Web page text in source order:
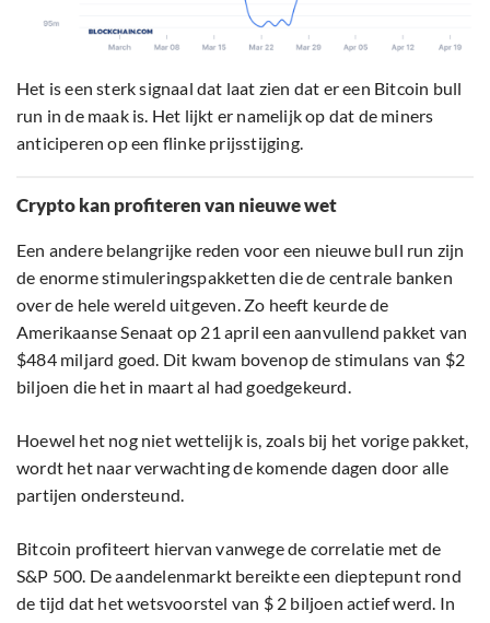
Het is een sterk signaal dat laat zien dat er een Bitcoin bull
run in de maak is. Het lijkt er namelijk op dat de miners
anticiperen op een flinke prijsstijging.
Crypto kan profiteren van nieuwe wet
Een andere belangrijke reden voor een nieuwe bull run zijn
de enorme stimuleringspakketten die de centrale banken
over de hele wereld uitgeven. Zo heeft keurde de
Amerikaanse Senaat op 21 april een aanvullend pakket van
$484 miljard goed. Dit kwam bovenop de stimulans van $2
biljoen die het in maart al had goedgekeurd.
Hoewel het nog niet wettelijk is, zoals bij het vorige pakket,
wordt het naar verwachting de komende dagen door alle
partijen ondersteund.
Bitcoin profiteert hiervan vanwege de correlatie met de
S&P 500. De aandelenmarkt bereikte een dieptepunt rond
de tijd dat het wetsvoorstel van $ 2 biljoen actief werd. In